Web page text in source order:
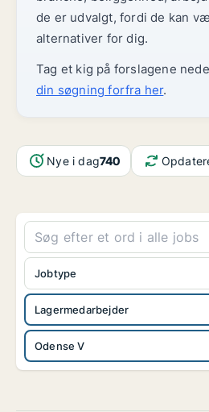
de er udvalgt, fordi de kan
alternativer for dig.
Tag et kig på forslagene
din søgning forfra her.
Nye i dag740
Lagermedarbejder
Odense V
Jobtype